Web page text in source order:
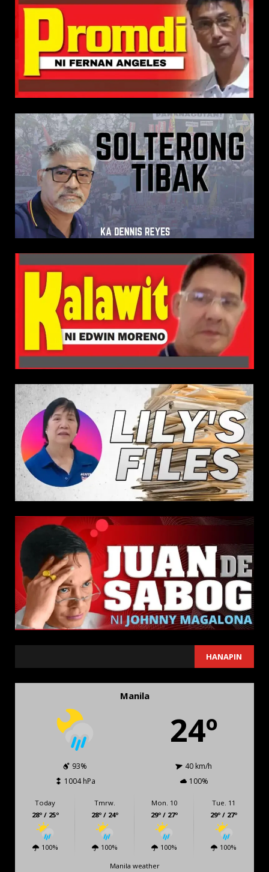
HANAPIN
Manila
24º
93%
40 km/h
1004 hPa
100%
Today
28º / 25º
100%
Tmrw.
28º / 24º
100%
Mon. 10
29º / 27º
100%
Tue. 11
29º / 27º
100%
Manila weather